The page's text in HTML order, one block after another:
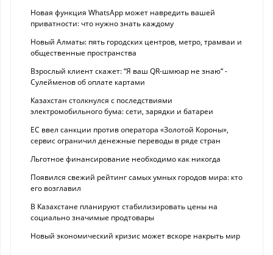
Новая функция WhatsApp может навредить вашей
приватности: что нужно знать каждому
Новый Алматы: пять городских центров, метро, трамваи и
общественные пространства
Взрослый клиент скажет: “Я ваш QR-шмюар не знаю“ -
Сулейменов об оплате картами
Казахстан столкнулся с последствиями
электромобильного бума: сети, зарядки и батареи
ЕС ввел санкции против оператора «Золотой Короны»,
сервис ограничил денежные переводы в ряде стран
Льготное финансирование необходимо как никогда
Появился свежий рейтинг самых умных городов мира: кто
его возглавил
В Казахстане планируют стабилизировать цены на
социально значимые продтовары
Новый экономический кризис может вскоре накрыть мир